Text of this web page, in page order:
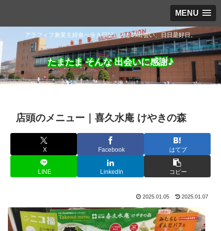
MENU
アラフィフ兼業主婦食べ歩き日記。人との出会い、日日是好日。
たまたま そんな 出会いに感謝♪
店頭のメニュー｜喜久水庵 けやきの森
X Facebook はてブ
LINE LinkedIn コピー
2025.01.05 2025.01.07